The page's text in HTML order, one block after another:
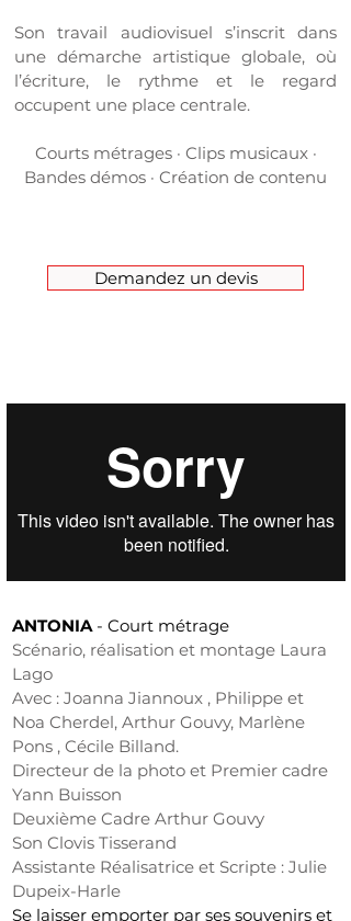
Son travail audiovisuel s’inscrit dans
une démarche artistique globale, où
l’écriture, le rythme et le regard
occupent une place centrale.
Courts métrages · Clips musicaux ·
Bandes démos · Création de contenu
Demandez un devis
ANTONIA- Court métrage
Scénario, réalisation et montage Laura
Lago
Avec : Joanna Jiannoux , Philippe et
Noa Cherdel, Arthur Gouvy, Marlène
Pons , Cécile Billand.
Directeur de la photo et Premier cadre
Yann Buisson
Deuxième Cadre Arthur Gouvy
Son Clovis Tisserand
Assistante Réalisatrice et Scripte : Julie
Dupeix-Harle
Se laisser emporter par ses souvenirs et